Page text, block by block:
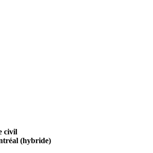
civil
(hybride)